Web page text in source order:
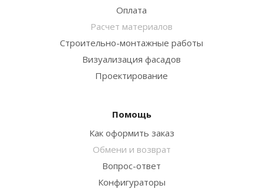
Оплата
Расчет материалов
Строительно-монтажные работы
Визуализация фасадов
Проектирование
Помощь
Как оформить заказ
Обмени и возврат
Вопрос-ответ
Конфигураторы